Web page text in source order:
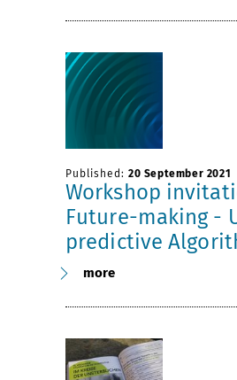
Published: 20 September 2021
Workshop
Future-making -
predictive
more